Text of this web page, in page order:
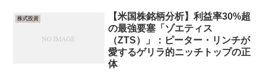
株式投資
【米国株銘柄分析】利益率30%超
の最強要塞「ゾエティス
（ZTS）」：ピーター・リンチが
愛するゲリラ的ニッチトップの正
体